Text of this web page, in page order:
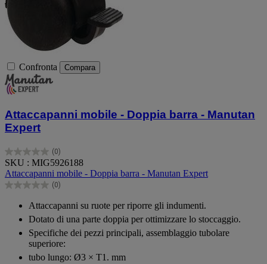
Confronta Compara
Attaccapanni mobile - Doppia barra - Manutan
Expert
(0)
0.0
su
5
stelle.
SKU : MIG5926188
Attaccapanni mobile - Doppia barra - Manutan Expert
(0)
0.0
stelle.
Attaccapanni su ruote per riporre gli indumenti.
Dotato di una parte doppia per ottimizzare lo stoccaggio.
Specifiche dei pezzi principali, assemblaggio tubolare
superiore:
tubo lungo: Ø3 × T1. mm